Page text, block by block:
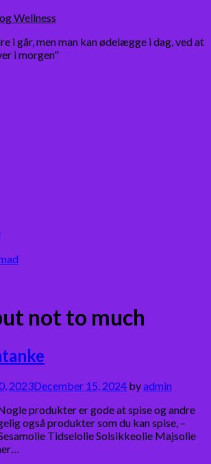
Wellness
i går, men man kan ødelægge i dag, ved at
i morgen"
not to much
2023December 15, 2024 byadmin
produkter er gode at spise og andre
også produkter som du kan spise, –
Tidselolie Solsikkeolie Majsolie